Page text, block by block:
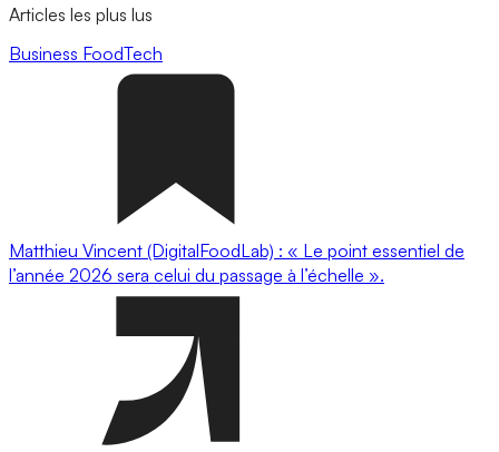
Articles les plus lus
Business FoodTech
Matthieu Vincent (DigitalFoodLab) : « Le point essentiel de
l’année 2026 sera celui du passage à l’échelle ».